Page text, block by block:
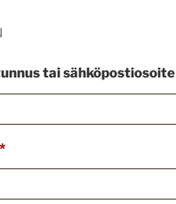
tai sähköpostiosoite
*Vaaditaan